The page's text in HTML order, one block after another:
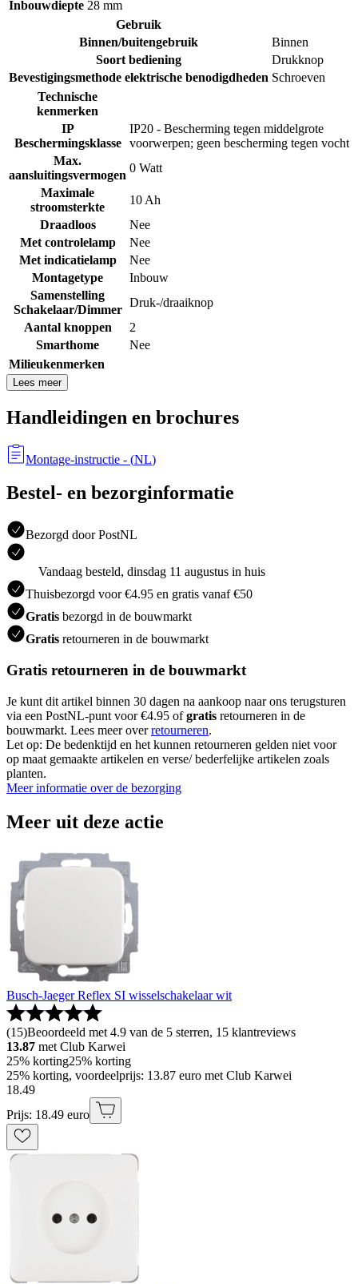
Inbouwdiepte 28 mm
Gebruik
Binnen/buitengebruik
Binnen
Soort bediening
Drukknop
Bevestigingsmethode elektrische benodigdheden Schroeven
Technische
kenmerken
IP
Beschermingsklasse
IP20 - Bescherming tegen middelgrote
voorwerpen; geen bescherming tegen vocht
Max.
aansluitingsvermogen
0 Watt
Maximale
stroomsterkte
10 Ah
Draadloos
Nee
Met controlelamp
Nee
Met indicatielamp
Nee
Montagetype
Inbouw
Samenstelling
Schakelaar/Dimmer
Druk-/draaiknop
Aantal knoppen
2
Smarthome
Nee
Milieukenmerken
Lees meer
Handleidingen en brochures
Montage-instructie - (NL)
Bestel- en bezorginformatie
Bezorgd door PostNL
Vandaag besteld, dinsdag 11 augustus in huis
Thuisbezorgd voor €4.95 en gratis vanaf €50
Gratis bezorgd in de bouwmarkt
Gratis retourneren in de bouwmarkt
Gratis retourneren in de bouwmarkt
Je kunt dit artikel binnen 30 dagen na aankoop naar ons terugsturen
via een PostNL-punt voor €4.95 ofgratis retourneren in de
bouwmarkt. Lees meer overretourneren.
Let op: De bedenktijd en het kunnen retourneren gelden niet voor
op maat gemaakte artikelen en verse/ bederfelijke artikelen zoals
planten.
Meer informatie over de bezorging
Meer uit deze actie
Busch-Jaeger Reflex SI wisselschakelaar wit
(15)Beoordeeld met 4.9 van de 5 sterren, 15 klantreviews
13.87 met Club Karwei
25% korting25% korting
25% korting, voordeelprijs: 13.87 euro met Club Karwei
18.49
Prijs: 18.49 euro